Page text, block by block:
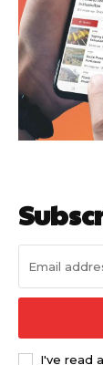
I've read